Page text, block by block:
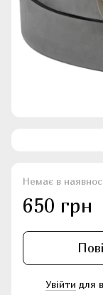
Немає в
650 грн
Увійти для